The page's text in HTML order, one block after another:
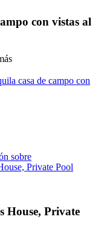
con vistas al
casa de campo con
sobre
Private Pool
House, Private